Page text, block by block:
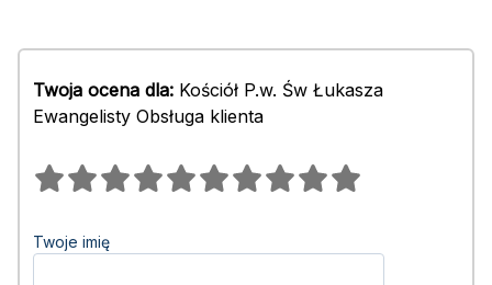
Twoja ocena dla: Kościół P.w. Św Łukasza
Ewangelisty Obsługa klienta
Twoje imię